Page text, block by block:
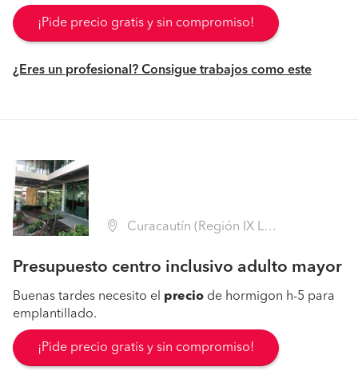
¡Pide precio gratis y sin compromiso!
¿Eres un profesional? Consigue trabajos como este
Curacautín (Región IX La Araucanía - Malleco)
Presupuesto centro inclusivo adulto mayor
Buenas tardes necesito el precio de hormigon h-5 para
emplantillado.
¡Pide precio gratis y sin compromiso!